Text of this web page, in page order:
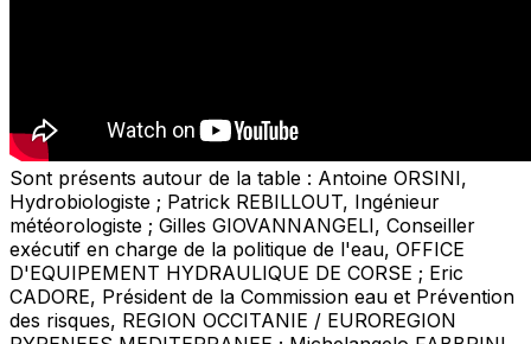
Sont présents autour de la table : Antoine ORSINI,
Hydrobiologiste ; Patrick REBILLOUT, Ingénieur
météorologiste ; Gilles GIOVANNANGELI, Conseiller
exécutif en charge de la politique de l'eau, OFFICE
D'EQUIPEMENT HYDRAULIQUE DE CORSE ; Eric
CADORE, Président de la Commission eau et Prévention
des risques, REGION OCCITANIE / EUROREGION